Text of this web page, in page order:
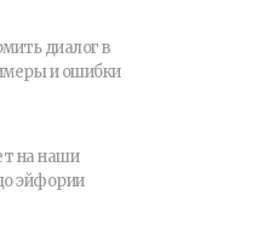
диалог в
и ошибки
на наши
эйфории